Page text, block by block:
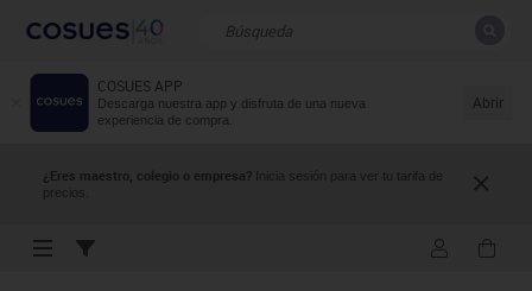
COSUES APP
Descarga nuestra app y disfruta de una nueva
experiencia de compra.
Abrir
¿Eres maestro, colegio o empresa? Inicia sesión para ver tu tarifa de
precios.
Resultados de la búsqueda